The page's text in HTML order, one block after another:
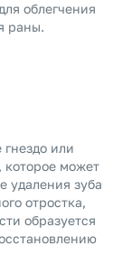
облегчения
раны.
или
которое может
удаления зуба
отростка,
образуется